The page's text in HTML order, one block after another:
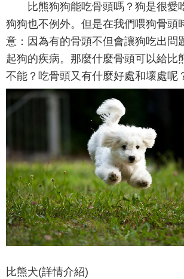
比熊狗狗能吃骨頭嗎？狗是很愛
狗狗也不例外。但是在我們喂狗骨頭
意：因為有的骨頭不但會讓狗吃出問
起狗的疾病。那麼什麼骨頭可以給比
不能？吃骨頭又有什麼好處和壞處呢
比熊犬(詳情介紹)